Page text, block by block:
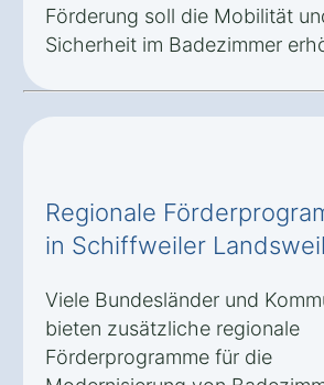
Förderung soll die Mobilität
Sicherheit im Badezimmer
Regionale
in Schiffweiler
Viele Bundesländer und
bieten zusätzliche regionale
Förderprogramme für die